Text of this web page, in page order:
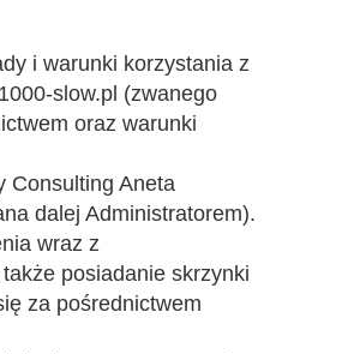
i warunki korzystania z
slow.pl (zwanego
oraz warunki
Consulting Aneta
dalej Administratorem).
wraz z
posiadanie skrzynki
za pośrednictwem